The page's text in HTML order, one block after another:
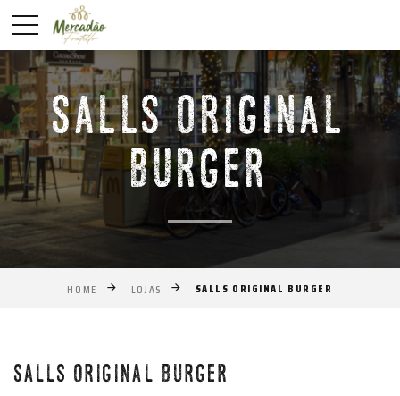
SALLS ORIGINAL
BURGER
HOME LOJAS SALLS ORIGINAL BURGER
Anterior
SALLS ORIGINAL BURGER